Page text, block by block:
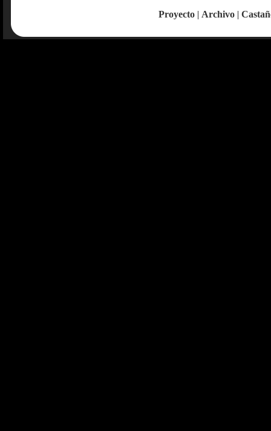
Proyecto | Archivo |